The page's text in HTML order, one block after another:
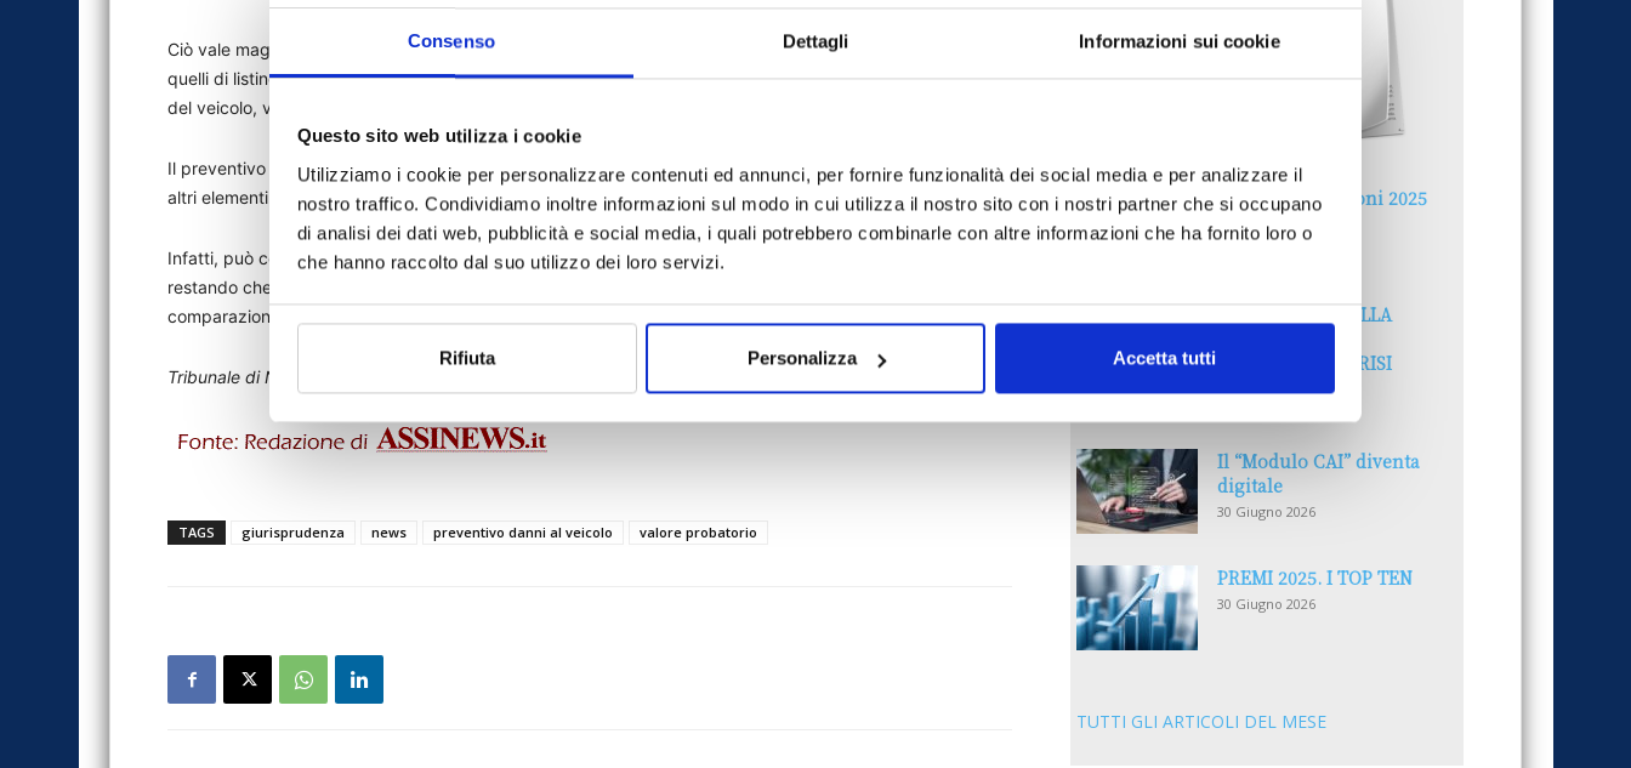
Consenso Dettagli Informazioni sui cookie
Questo sito web utilizza i cookie
Utilizziamo i cookie per personalizzare contenuti ed annunci, per fornire funzionalità dei social media e per analizzare il
nostro traffico. Condividiamo inoltre informazioni sul modo in cui utilizza il nostro sito con i nostri partner che si occupano
di analisi dei dati web, pubblicità e social media, i quali potrebbero combinarle con altre informazioni che ha fornito loro o
che hanno raccolto dal suo utilizzo dei loro servizi.
Rifiuta Personalizza Accetta tutti
Ciò vale maggiormente nell’ipotesi in cui non venga fornita la prova che i prezzi indicati siano conformi a
quelli di listino e non venga indicato il costo unitario della manodopera e le ore necessarie per il ripristino
del veicolo, venendo meno così la possibilità di ogni verifica sulla congruità.
Il preventivo di riparazione redatto da un terzo può, tuttavia, essere valutato ex art. 2729 c.c., se unito ad
altri elementi di prova di cui costituisca un riscontro.
Infatti, può costituire un riscontro di elementi forniti aliunde, che corrobora quelli e ne è corroborato, fermo
restando che esso, esclusivamente da solo e in sé considerato, non è che una valutazione, ovvero la
comparazione di uno stato di fatto con una operazione economica.
Tribunale di Nola sez. I, 15/05/2019 n. 1094
TAGS giurisprudenza news preventivo danni al veicolo valore probatorio
Reclami e sanzioni 2025
30 Giugno 2026
LA GESTIONE DELLA
RECENSIONI E CRISI
DIGITALI
Il “Modulo CAI” diventa
digitale
30 Giugno 2026
PREMI 2025. I TOP TEN
30 Giugno 2026
TUTTI GLI ARTICOLI DEL MESE